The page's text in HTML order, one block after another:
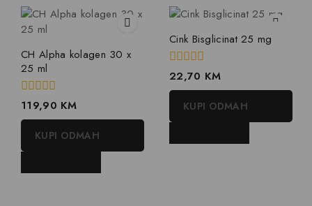
CH Alpha kolagen 30 x
25 ml
0
of
119,90 KM
KUPI ODMAH
Cink Bisglicinat 25 mg
0
out
of
22,70 KM
KUPI ODMAH